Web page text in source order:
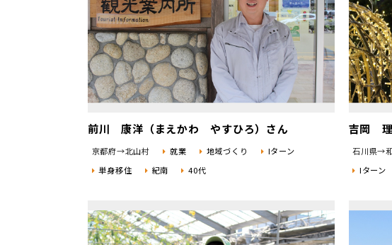
前川 康洋（まえかわ やすひろ）さん
京都府→北山村 就業 地域づくり
Iターン
単身移住
紀南 40代
吉岡 理
石川県→
Iターン